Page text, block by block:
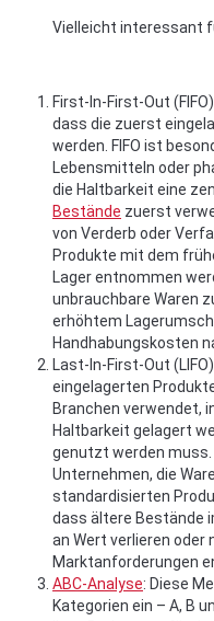
Vielleicht interessant
First-In-First-Out
dass die zuerst
werden. FIFO ist
Lebensmitteln oder
die Haltbarkeit eine
Bestände zuerst
von Verderb oder
Produkte mit dem
Lager entnommen
unbrauchbare Waren
erhöhtem
Handhabungskosten
Last-In-First-Out
eingelagerten
Branchen verwendet,
Haltbarkeit gelagert
genutzt werden
Unternehmen, die
standardisierten
dass ältere Bestände
an Wert verlieren oder
Marktanforderungen
ABC-Analyse: Diese
Kategorien ein – A, B